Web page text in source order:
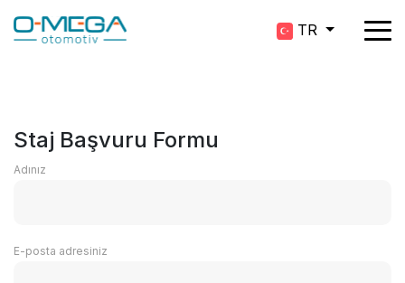
TR
Staj Başvuru Formu
Adınız
E-posta adresiniz